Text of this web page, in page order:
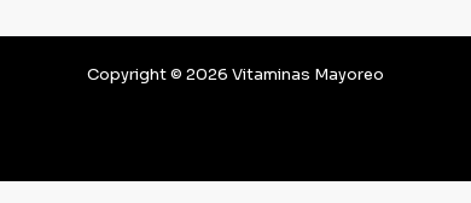
Copyright © 2026 Vitaminas Mayoreo